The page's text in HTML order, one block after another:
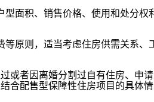
积、销售价格、使用和处分权
则，适当考虑住房供需关系、
者因离婚分割过自有住房、申
合配售型保障性住房项目的具体